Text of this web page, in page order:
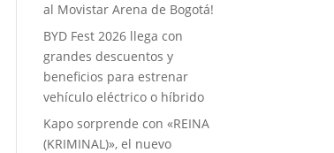
al Movistar Arena de Bogotá!
BYD Fest 2026 llega con
grandes descuentos y
beneficios para estrenar
vehículo eléctrico o híbrido
Kapo sorprende con «REINA
(KRIMINAL)», el nuevo